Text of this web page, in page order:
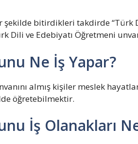
şekilde bitirdikleri takdirde “Türk
Dili ve Edebiyatı Öğretmeni
Ne İş Yapar?
almış kişiler meslek
öğretebilmektir.
İş Olanakları